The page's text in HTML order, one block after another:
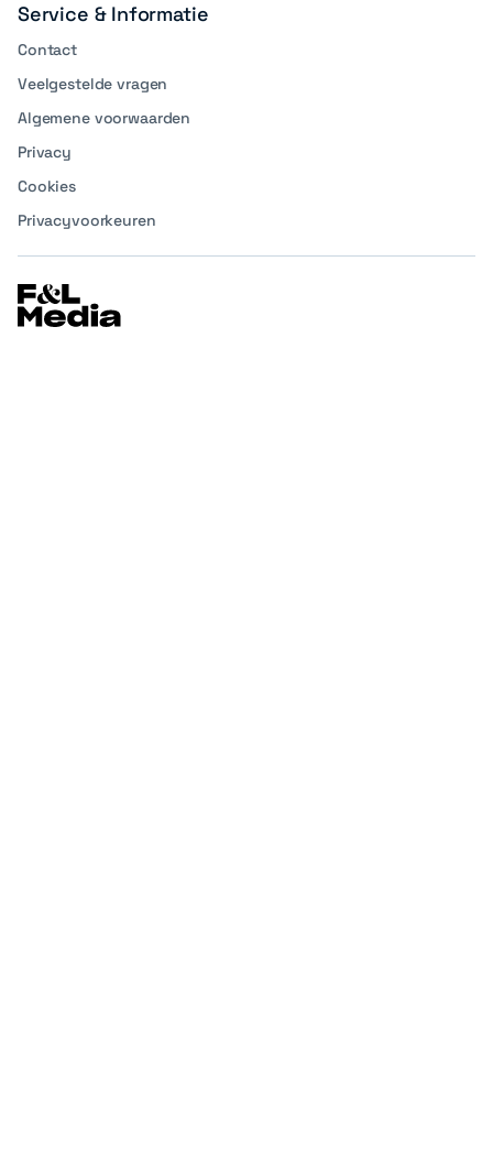
Service & Informatie
Contact
Veelgestelde vragen
Algemene voorwaarden
Privacy
Cookies
Privacyvoorkeuren